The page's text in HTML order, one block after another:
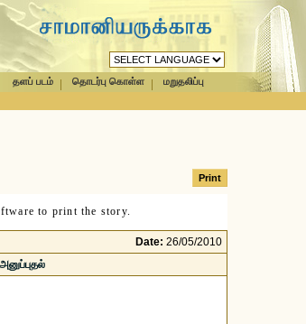
தளப் படம் தொடர்பு கொள்ள மறுதலிப்பு
to print the story.
Date: 26/05/2010